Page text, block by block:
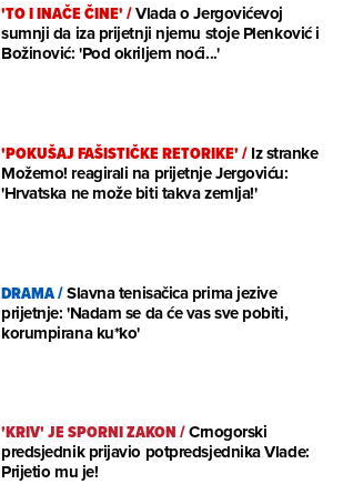
'TO I INAČE ČINE'/Vlada o Jergovićevoj
sumnji da iza prijetnji njemu stoje Plenković i
Božinović: 'Pod okriljem noći...'
'POKUŠAJ FAŠISTIČKE RETORIKE'/Iz stranke
Možemo! reagirali na prijetnje Jergoviću:
'Hrvatska ne može biti takva zemlja!'
DRAMA/Slavna tenisačica prima jezive
prijetnje: 'Nadam se da će vas sve pobiti,
korumpirana ku*ko'
'KRIV' JE SPORNI ZAKON/Crnogorski
predsjednik prijavio potpredsjednika Vlade:
Prijetio mu je!